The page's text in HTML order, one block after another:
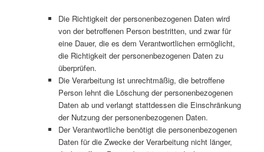
Die Richtigkeit der personenbezogenen Daten wird
von der betroffenen Person bestritten, und zwar für
eine Dauer, die es dem Verantwortlichen ermöglicht,
die Richtigkeit der personenbezogenen Daten zu
überprüfen.
Die Verarbeitung ist unrechtmäßig, die betroffene
Person lehnt die Löschung der personenbezogenen
Daten ab und verlangt stattdessen die Einschränkung
der Nutzung der personenbezogenen Daten.
Der Verantwortliche benötigt die personenbezogenen
Daten für die Zwecke der Verarbeitung nicht länger,